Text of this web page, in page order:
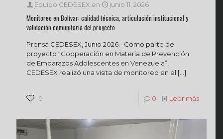
Equipo CEDESEX en junio 11, 2026
Monitoreo en Bolívar: calidad técnica, articulación institucional y
validación comunitaria del proyecto
Prensa CEDESEX, Junio 2026.- Como parte del
proyecto “Cooperación en Materia de Prevención
de Embarazos Adolescentes en Venezuela”,
CEDESEX realizó una visita de monitoreo en el […]
0 0 Leer más